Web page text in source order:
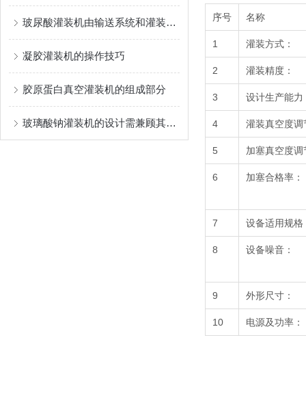
玻尿酸灌装机由输送系统和灌装系统组成
凝胶灌装机的操作技巧
胶原蛋白真空灌装机的组成部分
玻璃酸钠灌装机的设计需兼顾其精度、无菌性和生产效率
序号 名称
1 灌装方式：
2 灌装精度：
3 设计生产能力
4 灌装真空度调
5 加塞真空度调
6 加塞合格率：
7 设备适用规格
8 设备噪音：
9 外形尺寸：
10 电源及功率：